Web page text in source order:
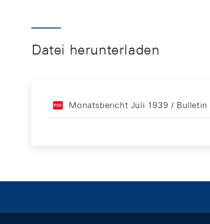
Datei herunterladen
Monatsbericht Juli 1939 /